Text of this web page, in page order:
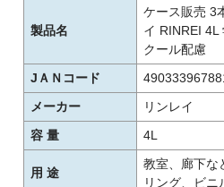
製品名
ケース販売 3
イ RINREI 4L
クール配慮
JＡＮコード
メーカー
リンレイ
容 量
4L
用 途
教室、廊下な
リング、ビニ